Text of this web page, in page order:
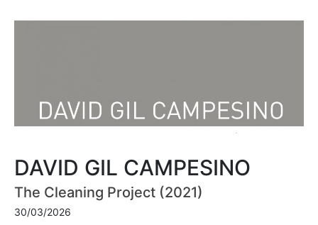
DAVID GIL CAMPESINO
The Cleaning Project (2021)
30/03/2026